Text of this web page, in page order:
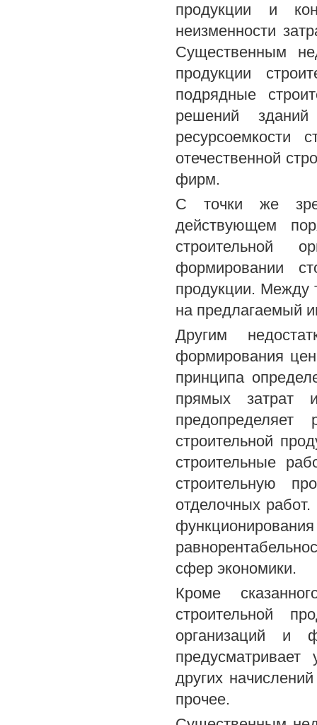
продукции и
неизменности
Существенным
продукции
подрядные
решений
ресурсоемкости
отечественной
фирм.
С точки же
действующем
строительной
формировании
продукции. Между
на предлагаемый
Другим
формирования
принципа
прямых
предопределяет
строительной
строительные
строительную
отделочных
сфер экономики.
Кроме
строительной
организаций и
других
прочее.